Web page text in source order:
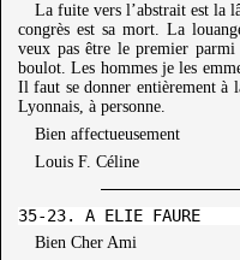
La fuite vers l’abstrait est la
congrès est sa mort. La
veux pas être le premier
boulot. Les hommes je les
Il faut se donner entièrement à
Lyonnais, à personne.
Bien affectueusement
Louis F. Céline
Bien Cher Ami